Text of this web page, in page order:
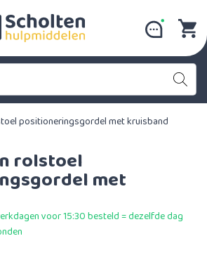
positioneringsgordel met kruisband
rolstoel
met
voor 15:30 besteld = dezelfde dag